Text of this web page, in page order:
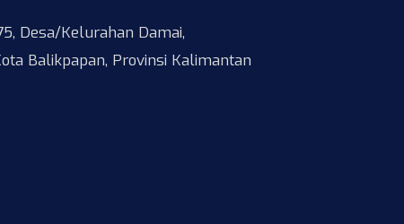
Desa/Kelurahan Damai,
Balikpapan, Provinsi Kalimantan